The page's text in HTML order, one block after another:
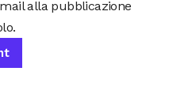
alla pubblicazione